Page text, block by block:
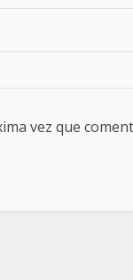
vez que